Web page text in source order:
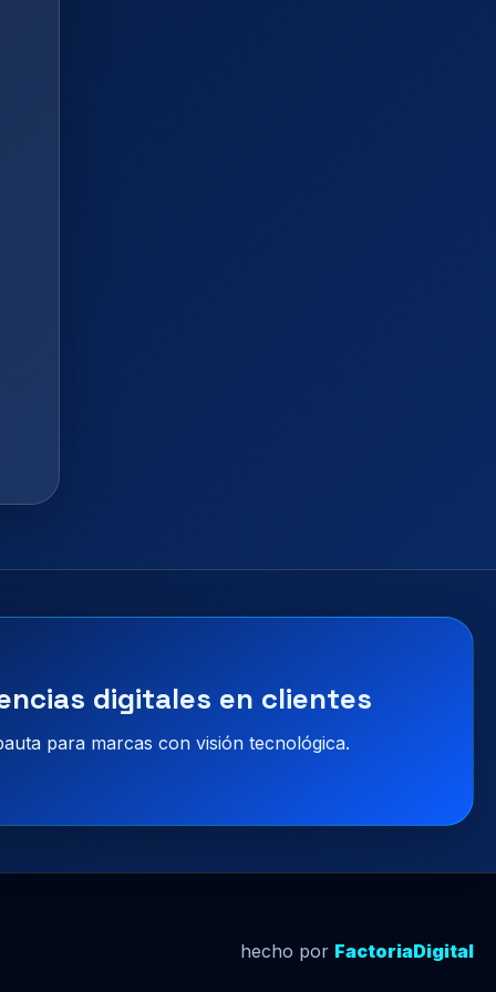
digitales en clientes
para marcas con visión tecnológica.
hecho por FactoriaDigital